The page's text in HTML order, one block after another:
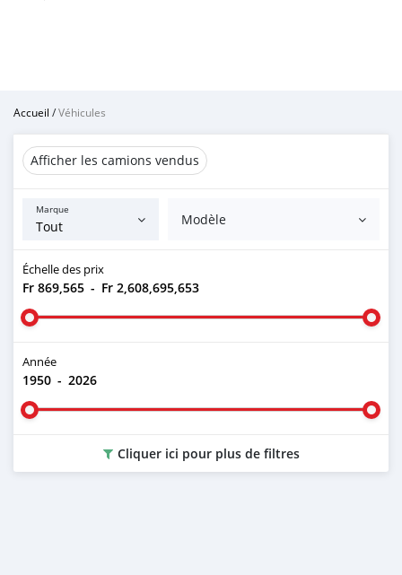
Accueil /Véhicules
Afficher les camions vendus
Marque
Modèle
Échelle des prix
Fr 869,565 - Fr 2,608,695,653
Année
1950 - 2026
Cliquer ici pour plus de filtres